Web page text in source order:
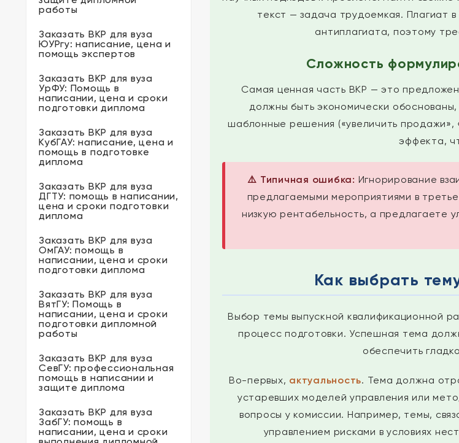
работы
Заказать ВКР для вуза
ЮУРгу: написание, цена и
помощь экспертов
Заказать ВКР для вуза
УрФУ: Помощь в
написании, цена и сроки
подготовки диплома
Заказать ВКР для вуза
КубГАУ: написание, цена и
помощь в подготовке
диплома
Заказать ВКР для вуза
ДГТУ: помощь в написании,
цена и сроки подготовки
диплома
Заказать ВКР для вуза
ОмГАУ: помощь в
написании, цена и сроки
подготовки диплома
Заказать ВКР для вуза
ВятГУ: Помощь в
написании, цена и сроки
подготовки дипломной
работы
Заказать ВКР для вуза
СевГУ: профессиональная
помощь в написании и
защите диплома
Заказать ВКР для вуза
ЗабГУ: помощь в
написании, цена и сроки
текст — задача трудоемкая. Плагиат
антиплагиата, поэтому
Сложность
Самая ценная часть ВКР — это
должны быть экономически
шаблонные решения («увеличить продажи»,
эффекта,
⚠️ Типичная ошибка: Игнорирование
предлагаемыми мероприятиями в
низкую рентабельность, а предлагаете
Как выбрать
Выбор темы выпускной квалификационной
процесс подготовки. Успешная тема
обеспечить
Во-первых, актуальность. Тема должна
устаревших моделей управления или
вопросы у комиссии. Например, темы,
управлением рисками в условиях